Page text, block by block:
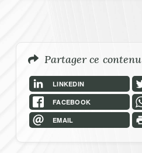
Partager ce contenu
LINKEDIN
FACEBOOK
EMAIL